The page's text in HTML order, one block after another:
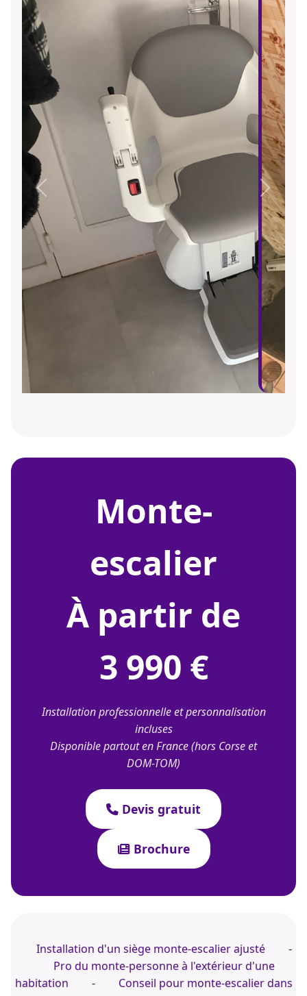
Précédent Suivant
monte-
escalier
À partir de
3 990 €
Installation professionnelle et personnalisation
incluses
Disponible partout en France (hors Corse et
DOM-TOM)
Devis gratuit
Brochure
Installation d'un siège monte-escalier ajusté
-
Pro du monte-personne à l'extérieur d'une
habitation
-
Conseil pour monte-escalier dans